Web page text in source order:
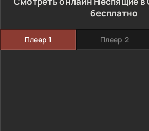
бесплатно
Плеер 1 Плеер 2